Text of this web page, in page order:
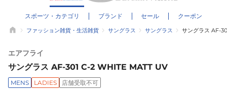
スポーツ・カテゴリ ブランド セール クーポン
ファッション雑貨・生活雑貨 サングラス サングラス サングラス AF-
エアフライ
サングラス AF-301 C-2 WHITE MATT UV
MENS LADIES 店舗受取不可